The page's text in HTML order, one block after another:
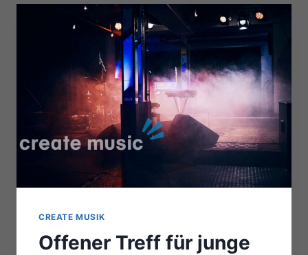
CREATE MUSIK
Offener Treff für junge